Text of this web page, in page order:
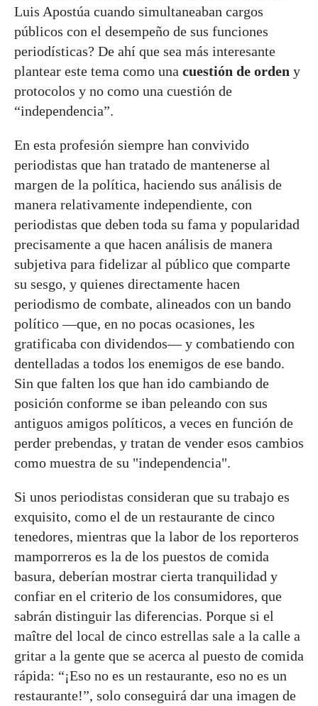
Luis Apostúa cuando simultaneaban cargos
públicos con el desempeño de sus funciones
periodísticas? De ahí que sea más interesante
plantear este tema como una cuestión de orden y
protocolos y no como una cuestión de
“independencia”.
En esta profesión siempre han convivido
periodistas que han tratado de mantenerse al
margen de la política, haciendo sus análisis de
manera relativamente independiente, con
periodistas que deben toda su fama y popularidad
precisamente a que hacen análisis de manera
subjetiva para fidelizar al público que comparte
su sesgo, y quienes directamente hacen
periodismo de combate, alineados con un bando
político —que, en no pocas ocasiones, les
gratificaba con dividendos— y combatiendo con
dentelladas a todos los enemigos de ese bando.
Sin que falten los que han ido cambiando de
posición conforme se iban peleando con sus
antiguos amigos políticos, a veces en función de
perder prebendas, y tratan de vender esos cambios
como muestra de su "independencia".
Si unos periodistas consideran que su trabajo es
exquisito, como el de un restaurante de cinco
tenedores, mientras que la labor de los reporteros
mamporreros es la de los puestos de comida
basura, deberían mostrar cierta tranquilidad y
confiar en el criterio de los consumidores, que
sabrán distinguir las diferencias. Porque si el
maître del local de cinco estrellas sale a la calle a
gritar a la gente que se acerca al puesto de comida
rápida: “¡Eso no es un restaurante, eso no es un
restaurante!”, solo conseguirá dar una imagen de